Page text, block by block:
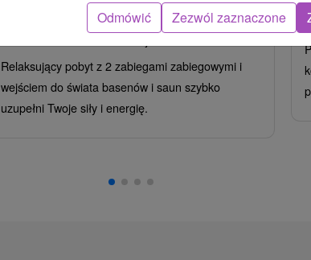
★★Trenczańskie Teplice
Relaksujący pobyt z 2 zabiegami zabiegowymi i
wejściem do świata basenów i saun szybko
uzupełni Twoje siły i energię.
Odmówić Zezwól zaznaczone